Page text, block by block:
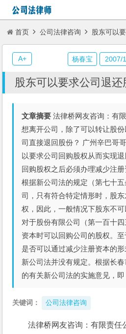
首页 公司法律咨询 股东可以
股东可以要求公司退还
文章摘要 法律桥网友咨询：有
想离开公司，除了可以转让股
司直接退回股份？ 广州辛巴哥
以要求公司回购股权从而实现
回购股权之后必须办理减少注册
根据新公司法的规定（第七十
司，只有符合特定情形时，股
权，因此，一般情况下股东不
对于股份有限公司（第一百十
资本时可以回购公司的股权。
是否可以通过减少注册资本的
新公司法并没有规定。根据长
的有关新公司法的实施意见，即
关键词： 公司法律咨询
法律桥网友咨询：有限责任
杨春宝 2007/
A+